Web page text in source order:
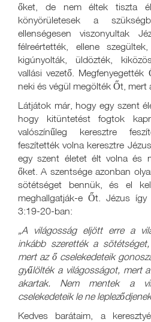
őket, de nem éltek tiszta
könyörületesek a
ellenségesen viszonyultak
félreértették, ellene
kigúnyolták, üldözték,
vallási vezető.
neki és végül megölték Őt, mert
Látjátok már, hogy egy szent
hogy kitüntetést fogtok
valószínűleg keresztre
feszítették volna keresztre
egy szent életet élt volna és
őket. A szentsége azonban
sötétséget bennük, és el
meghallgatják-e Őt. Jézus
3:19-20-ban:
„A világosság eljött erre a
inkább szerették a
mert az ő cselekedeteik
gyűlölték a világosságot, mert
akartak. Nem mentek a
cselekedeteik le ne
Kedves barátaim, a